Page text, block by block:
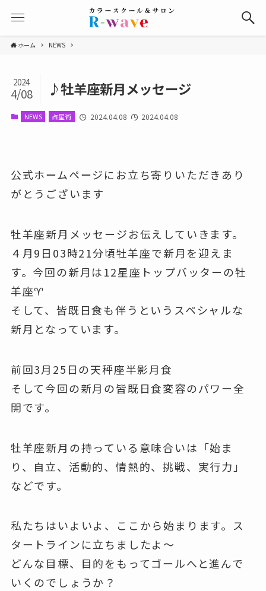
ホーム NEWS
♪牡羊座新月メッセージ
2024
4/08
NEWS 占星術 2024.04.08 2024.04.08
公式ホームページにお立ち寄りいただきあり
がとうございます
牡羊座新月メッセージお伝えしていきます。
４月9日03時21分頃牡羊座で新月を迎えま
す。今回の新月は12星座トップバッターの牡
羊座♈
そして、皆既日食も伴うというスペシャルな
新月となっています。
前回3月25日の天秤座半影月食
そして今回の新月の皆既日食変容のパワー全
開です。
牡羊座新月の持っている意味合いは「始ま
り、自立、活動的、情熱的、挑戦、実行力」
などです。
私たちはいよいよ、ここから始まります。ス
タートラインに立ちましたよ〜
どんな目標、目的をもってゴールへと進んで
いくのでしょうか？